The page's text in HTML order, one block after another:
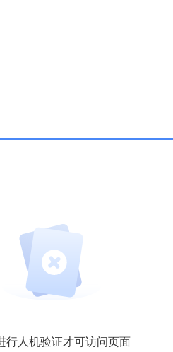
行人机验证才可访问页面